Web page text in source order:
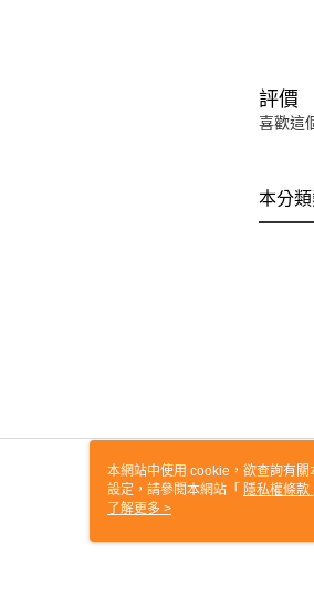
評價
喜歡這
本分
本網站中使用 cookie，欲查詢有
設定，請參閱本網站「 隱私權條款
使用 cookie。
了解更多 >